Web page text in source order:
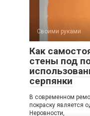
Своими руками
Как
стены под
серпянки
В современном
покраску является
Неровности,